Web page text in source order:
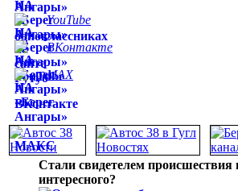
YouTube
ВКонтакте
MAX
Стали свидетелем происшествия
интересного?